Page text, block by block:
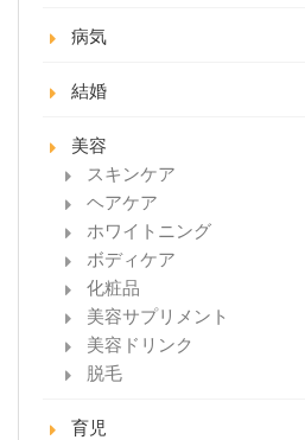
病気
結婚
美容
スキンケア
ヘアケア
ホワイトニング
ボディケア
化粧品
美容サプリメント
美容ドリンク
脱毛
育児